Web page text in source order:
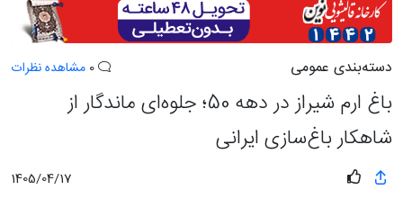
دسته‌بندی عمومی مشاهده نظرات
باغ ارم شیراز در دهه 50؛ جلوه‌ای ماندگار از
شاهکار باغ‌سازی ایرانی
1405/04/17